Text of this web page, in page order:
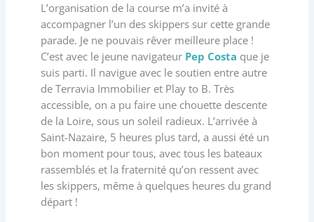
L’organisation de la course m’a invité à
accompagner l’un des skippers sur cette grande
parade. Je ne pouvais rêver meilleure place !
C’est avec le jeune navigateur Pep Costa que je
suis parti. Il navigue avec le soutien entre autre
de Terravia Immobilier et Play to B. Très
accessible, on a pu faire une chouette descente
de la Loire, sous un soleil radieux. L’arrivée à
Saint-Nazaire, 5 heures plus tard, a aussi été un
bon moment pour tous, avec tous les bateaux
rassemblés et la fraternité qu’on ressent avec
les skippers, même à quelques heures du grand
départ !